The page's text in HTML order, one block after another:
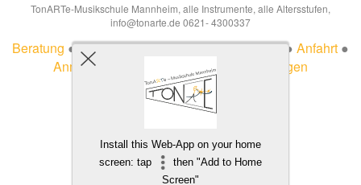
TonARTe-Musikschule Mannheim, alle Instrumente, alle Altersstufen,
info@tonarte.de 0621- 4300337
Beratung ●Impressum●Datenschutzerklärung● Anfahrt ●
Anmeldung
Veträge hier kündigen
Install this Web-App on your home
screen: tap
then "Add to Home
Screen"